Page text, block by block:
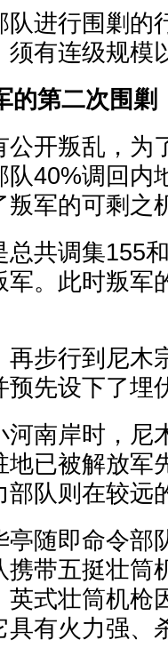
进行围剿的
有连级规模
的第二次围剿
公开叛乱，为
40%调回内
叛军的可剩之
共调集155
。此时叛军
步行到尼木
预先设下了埋
河南岸时，尼
已被解放军
队则在较远
随即命令部
带五挺壮筒
英式壮筒机枪
有火力强、